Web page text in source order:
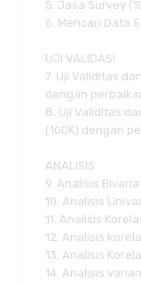
5. Jasa Survey
6. Mencari Data
UJI VALIDASI
7. Uji Validitas
dengan
8. Uji Validitas
(100K) dengan
ANALISIS
9. Analisis
10. Analisis
11. Analisis
12. Analisis
13. Analisis
14. Analisis